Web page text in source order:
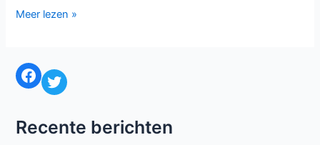
The
Mysteries
bij
Meer lezen »
Facebook Twitter
Recente berichten